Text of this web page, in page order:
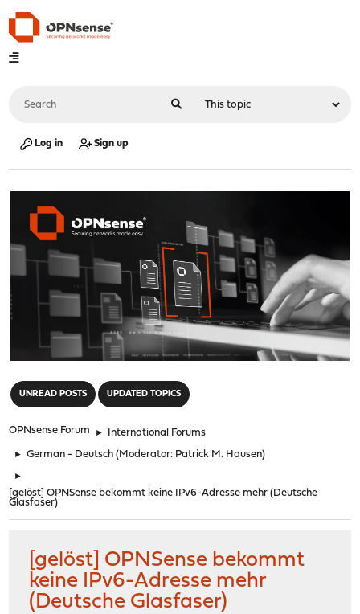
Log in Sign up
UNREAD POSTS UPDATED TOPICS
OPNsense Forum ► International Forums
► German - Deutsch (Moderator: Patrick M. Hausen)
►
[gelöst] OPNSense bekommt keine IPv6-Adresse mehr (Deutsche
Glasfaser)
[gelöst] OPNSense bekommt
keine IPv6-Adresse mehr
(Deutsche Glasfaser)